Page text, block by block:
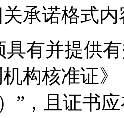
承诺格式
具有并提供
构核准证
”，且证书